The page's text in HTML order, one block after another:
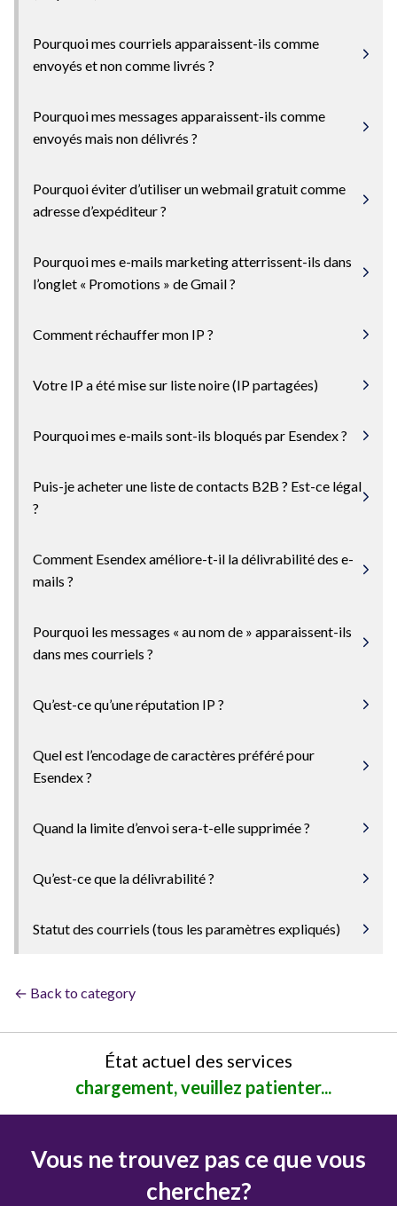
Pourquoi mes courriels apparaissent-ils comme
envoyés et non comme livrés ?
Pourquoi mes messages apparaissent-ils comme
envoyés mais non délivrés ?
Pourquoi éviter d’utiliser un webmail gratuit comme
adresse d’expéditeur ?
Pourquoi mes e-mails marketing atterrissent-ils dans
l’onglet « Promotions » de Gmail ?
Comment réchauffer mon IP ?
Votre IP a été mise sur liste noire (IP partagées)
Pourquoi mes e-mails sont-ils bloqués par Esendex ?
Puis-je acheter une liste de contacts B2B ? Est-ce légal
?
Comment Esendex améliore-t-il la délivrabilité des e-
mails ?
Pourquoi les messages « au nom de » apparaissent-ils
dans mes courriels ?
Qu’est-ce qu’une réputation IP ?
Quel est l’encodage de caractères préféré pour
Esendex ?
Quand la limite d’envoi sera-t-elle supprimée ?
Qu’est-ce que la délivrabilité ?
Statut des courriels (tous les paramètres expliqués)
← Back to category
État actuel des services
chargement, veuillez patienter...
Vous ne trouvez pas ce que vous
cherchez?